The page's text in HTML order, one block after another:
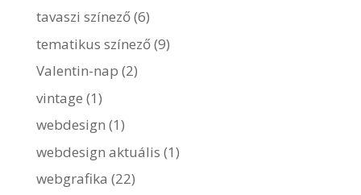
tavaszi színező(6)
tematikus színező(9)
Valentin-nap (2)
vintage (1)
webdesign (1)
webdesign aktuális (1)
webgrafika (22)